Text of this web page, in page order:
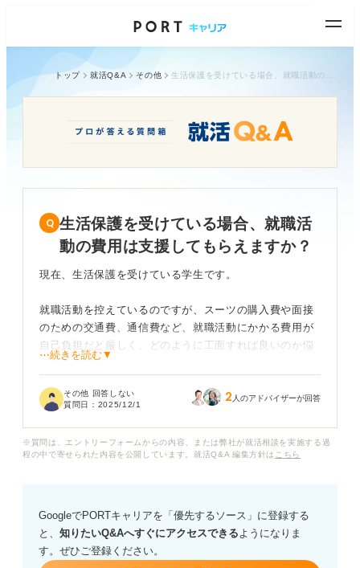
トップ 就活Q&A その他
生活保護を受けている場合、就職活
動の費用は支援してもらえますか？
現在、生活保護を受けている学生です。
就職活動を控えているのですが、スーツの購入費や面接
のための交通費、通信費など、就職活動にかかる費用が
自己負担だと厳しく、どのように工面すれば良いのか悩
んでいます。
生活保護を受けている場合、就職活動に際して、これら
ケースワーカーさんに相談するのが一番だとは思うので
すが、事前に制度の概要を知っておきたいため、アドバ
⋯続きを読む▼
その他 回答しない
質問日： 2025/12/1 2 人のアドバイザーが回答
※質問は、エントリーフォームからの内容、または弊社が就活相談を実施する過
程の中で寄せられた内容を公開しています。就活Q&A 編集方針は こちら
GoogleでPORTキャリアを「優先するソース」に登録する
と、 知りたいQ&Aへすぐにアクセスできるようになりま
す。ぜひご登録ください。